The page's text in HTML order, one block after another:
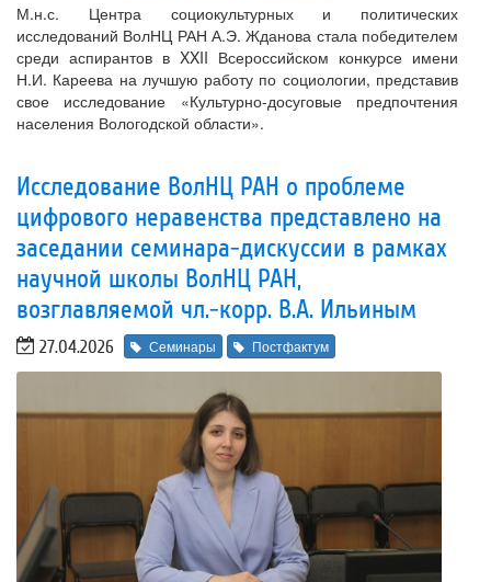
М.н.с. Центра социокультурных и политических
исследований ВолНЦ РАН А.Э. Жданова стала победителем
среди аспирантов в XXII Всероссийском конкурсе имени
Н.И. Кареева на лучшую работу по социологии, представив
свое исследование «Культурно-досуговые предпочтения
населения Вологодской области».
Исследование ВолНЦ РАН о проблеме
цифрового неравенства представлено на
заседании семинара-дискуссии в рамках
научной школы ВолНЦ РАН,
возглавляемой чл.-корр. В.А. Ильиным
27.04.2026 Семинары Постфактум